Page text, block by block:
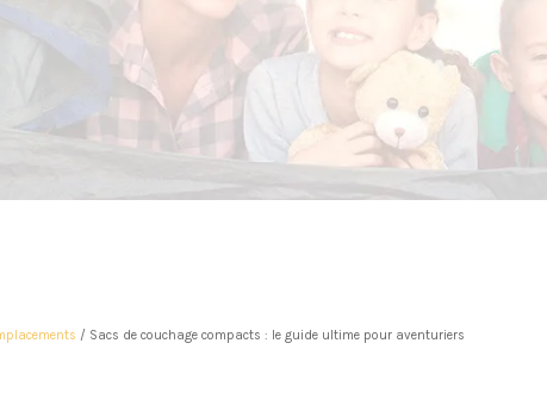
/ Sacs de couchage compacts : le guide ultime pour aventuriers